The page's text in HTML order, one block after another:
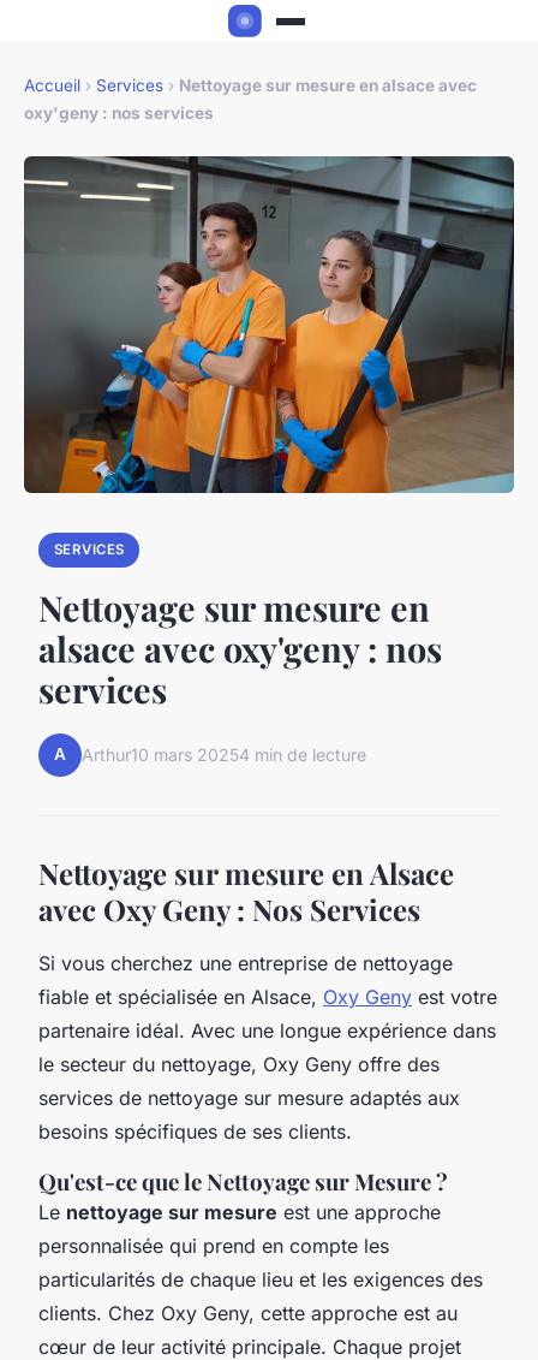
Accueil › Services › Nettoyage sur mesure en alsace avec
oxy'geny : nos services
SERVICES
Nettoyage sur mesure en
alsace avec oxy'geny : nos
services
A Arthur10 mars 20254 min de lecture
Nettoyage sur mesure en Alsace
avec Oxy Geny : Nos Services
Si vous cherchez une entreprise de nettoyage
fiable et spécialisée en Alsace, Oxy Geny est votre
partenaire idéal. Avec une longue expérience dans
le secteur du nettoyage, Oxy Geny offre des
services de nettoyage sur mesure adaptés aux
besoins spécifiques de ses clients.
Qu'est-ce que le Nettoyage sur Mesure ?
Le nettoyage sur mesure est une approche
personnalisée qui prend en compte les
particularités de chaque lieu et les exigences des
clients. Chez Oxy Geny, cette approche est au
cœur de leur activité principale. Chaque projet